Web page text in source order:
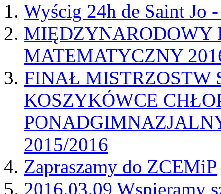
Wyścig 24h de Saint Jo
MIĘDZYNARODOWY
MATEMATYCZNY
FINAŁ MISTRZOSTW
KOSZYKÓWCE
2015/2016
Zapraszamy do ZCEMiP
2016.03.09 Wspieramy